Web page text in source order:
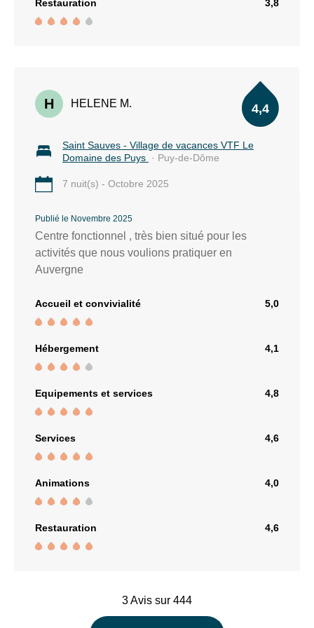
Restauration 3,8
H HELENE M.
Saint Sauves - Village de vacances VTF Le
Domaine des Puys · Puy-de-Dôme
7 nuit(s) - Octobre 2025
Publié le Novembre 2025
Centre fonctionnel , très bien situé pour les
activités que nous voulions pratiquer en
Auvergne
4,4
Accueil et convivialité 5,0
Hébergement 4,1
Equipements et services 4,8
Services 4,6
Animations 4,0
Restauration 4,6
3 Avis sur 444